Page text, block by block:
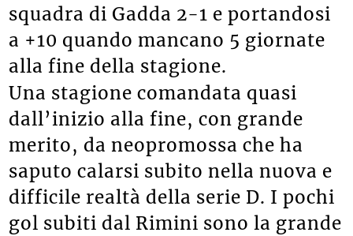
squadra di Gadda 2-1 e portandosi
a +10 quando mancano 5 giornate
alla fine della stagione.
Una stagione comandata quasi
dall’inizio alla fine, con grande
merito, da neopromossa che ha
saputo calarsi subito nella nuova e
difficile realtà della serie D. I pochi
gol subiti dal Rimini sono la grande